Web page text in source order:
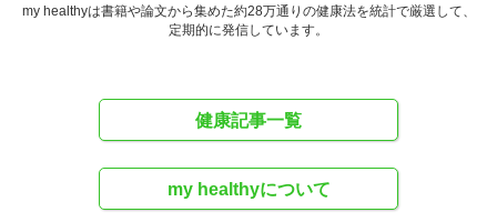
my healthyは書籍や論文から集めた約28万通りの健康法を統計で厳選して、
定期的に発信しています。
健康記事一覧
my healthyについて